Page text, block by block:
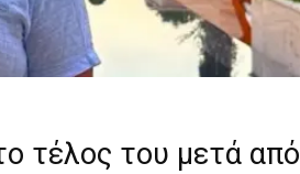
τέλος του μετά από